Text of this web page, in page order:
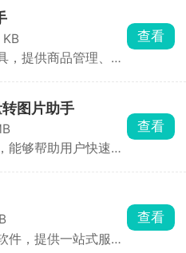
，提供商品管理、数
查看
图片助手
能够帮助用户快速将
查看
件，提供一站式服
查看